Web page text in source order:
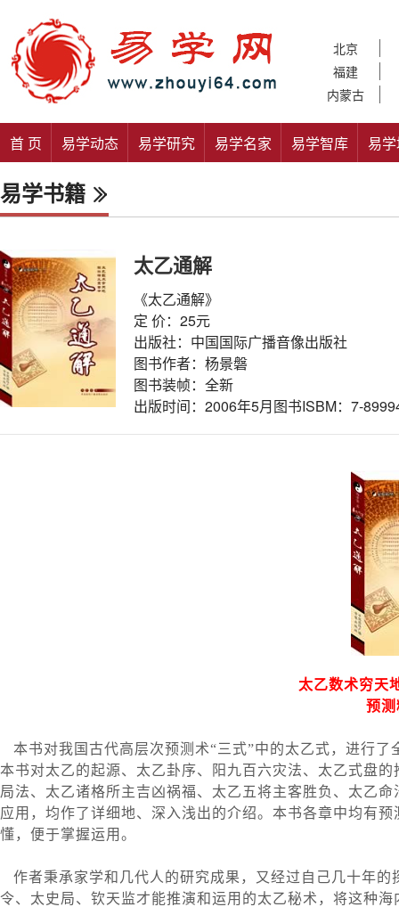
北京
福建
内蒙古
首 页 易学动态 易学研究 易学名家 易学智库 易
易学书籍
太乙通解
《太乙通解》
定 价：25元
出版社：中国国际广播音像出版社
图书作者：杨景磐
图书装帧：全新
出版时间：2006年5月图书ISBM：7-
太乙数术穷天
预测精
本书对我国古代高层次预测术“三式”中的太乙式，进行了
本书对太乙的起源、太乙卦序、阳九百六灾法、太乙式盘
局法、太乙诸格所主吉凶祸福、太乙五将主客胜负、太乙
应用，均作了详细地、深入浅出的介绍。本书各章中均有
懂，便于掌握运用。
作者秉承家学和几代人的研究成果，又经过自己几十年
令、太史局、钦天监才能推演和运用的太乙秘术，将这种